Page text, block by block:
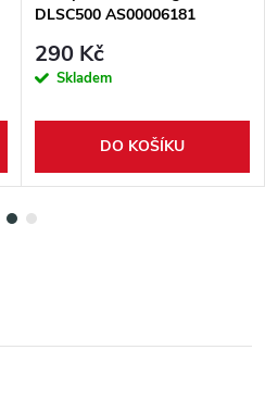
DLSC500 AS00006181
290 Kč
Skladem
DO KOŠÍKU